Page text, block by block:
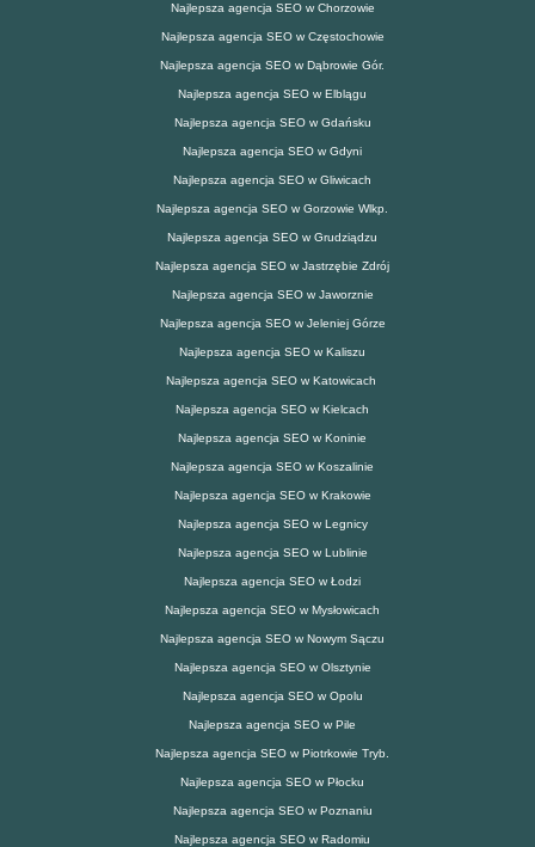
Najlepsza agencja SEO w Chorzowie
Najlepsza agencja SEO w Częstochowie
Najlepsza agencja SEO w Dąbrowie Gór.
Najlepsza agencja SEO w Elblągu
Najlepsza agencja SEO w Gdańsku
Najlepsza agencja SEO w Gdyni
Najlepsza agencja SEO w Gliwicach
Najlepsza agencja SEO w Gorzowie Wlkp.
Najlepsza agencja SEO w Grudziądzu
Najlepsza agencja SEO w Jastrzębie Zdrój
Najlepsza agencja SEO w Jaworznie
Najlepsza agencja SEO w Jeleniej Górze
Najlepsza agencja SEO w Kaliszu
Najlepsza agencja SEO w Katowicach
Najlepsza agencja SEO w Kielcach
Najlepsza agencja SEO w Koninie
Najlepsza agencja SEO w Koszalinie
Najlepsza agencja SEO w Krakowie
Najlepsza agencja SEO w Legnicy
Najlepsza agencja SEO w Lublinie
Najlepsza agencja SEO w Łodzi
Najlepsza agencja SEO w Mysłowicach
Najlepsza agencja SEO w Nowym Sączu
Najlepsza agencja SEO w Olsztynie
Najlepsza agencja SEO w Opolu
Najlepsza agencja SEO w Pile
Najlepsza agencja SEO w Piotrkowie Tryb.
Najlepsza agencja SEO w Płocku
Najlepsza agencja SEO w Poznaniu
Najlepsza agencja SEO w Radomiu